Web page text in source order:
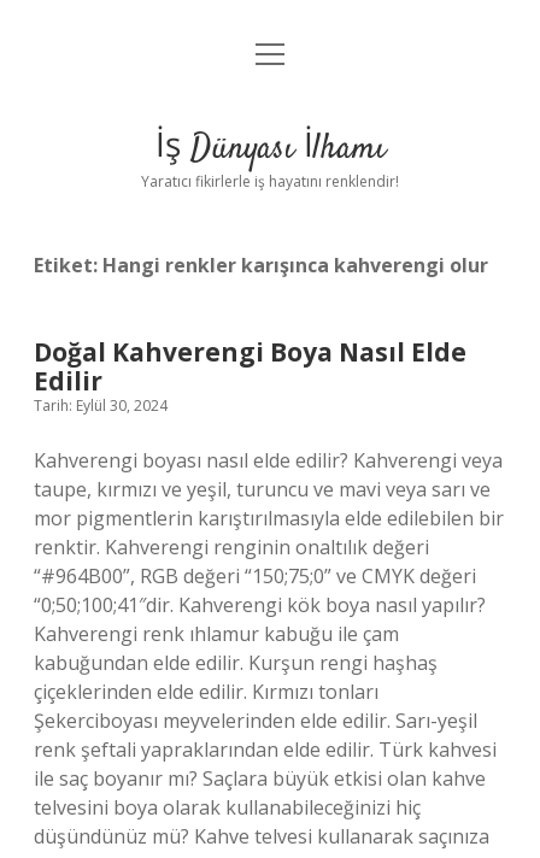
Anasayfa
Yasal Uyarı
menüyü
İş Dünyası İlhamı
Yaratıcı fikirlerle iş hayatını renklendir!
Etiket: Hangi renkler karışınca kahverengi olur
Doğal Kahverengi Boya Nasıl Elde
Edilir
Tarih: Eylül 30, 2024
Kahverengi boyası nasıl elde edilir? Kahverengi veya
taupe, kırmızı ve yeşil, turuncu ve mavi veya sarı ve
mor pigmentlerin karıştırılmasıyla elde edilebilen bir
renktir. Kahverengi renginin onaltılık değeri
“#964B00”, RGB değeri “150;75;0” ve CMYK değeri
“0;50;100;41″dir. Kahverengi kök boya nasıl yapılır?
Kahverengi renk ıhlamur kabuğu ile çam
kabuğundan elde edilir. Kurşun rengi haşhaş
çiçeklerinden elde edilir. Kırmızı tonları
Şekerciboyası meyvelerinden elde edilir. Sarı-yeşil
renk şeftali yapraklarından elde edilir. Türk kahvesi
ile saç boyanır mı? Saçlara büyük etkisi olan kahve
telvesini boya olarak kullanabileceğinizi hiç
düşündünüz mü? Kahve telvesi kullanarak saçınıza